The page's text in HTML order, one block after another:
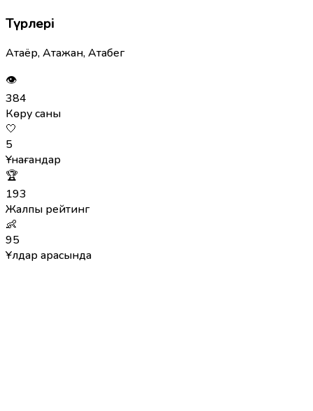
Түрлері
Атаёр, Атажан, Атабег
👁
384
Көру саны
🤍
5
Ұнағандар
🏆
193
Жалпы рейтинг
👶
95
Ұлдар арасында